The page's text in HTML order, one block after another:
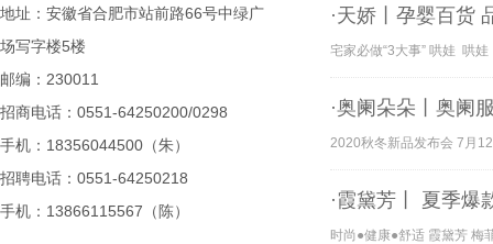
地址：安徽省合肥市站前路66号中绿广
场写字楼5楼
邮编：230011
招商电话：0551-64250200/0298
手机：18356044500（朱）
招聘电话：0551-64250218
手机：13866115567（陈）
·天娇丨孕婴百货
宅家必做“3大事” 哄娃 哄
·奥阑朵朵丨奥阑
2020秋冬新品发布会 7月
·霞黛芳丨 夏季爆
时尚●健康●舒适 霞黛芳 梅